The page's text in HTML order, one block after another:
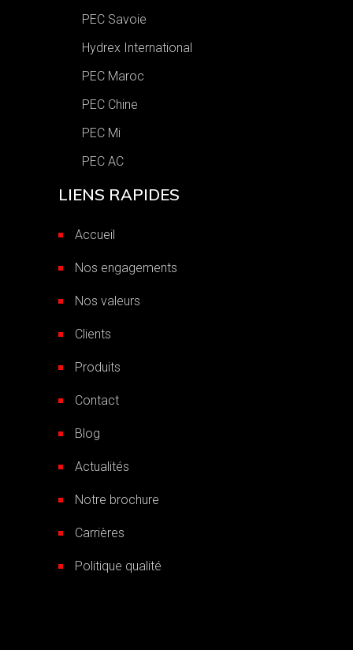
PEC Savoie
Hydrex International
PEC Maroc
PEC Chine
PEC Mi
PEC AC
LIENS RAPIDES
Accueil
Nos engagements
Nos valeurs
Clients
Produits
Contact
Blog
Actualités
Notre brochure
Carrières
Politique qualité